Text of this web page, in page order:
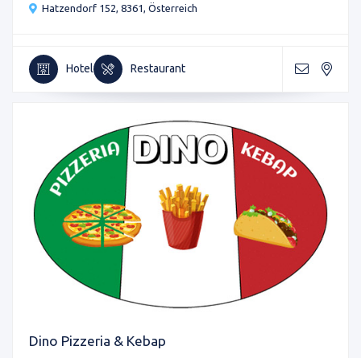
Hatzendorf 152, 8361, Österreich
Hotel Restaurant
Dino Pizzeria & Kebap